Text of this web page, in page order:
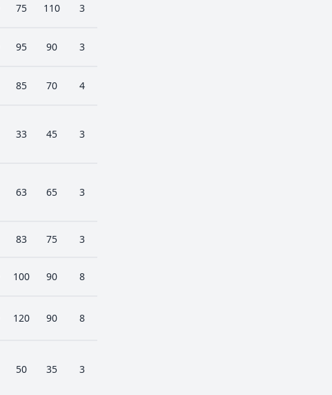
75 110 3
95 90 3
85 70 4
33 45 3
63 65 3
83 75 3
100 90 8
120 90 8
50 35 3